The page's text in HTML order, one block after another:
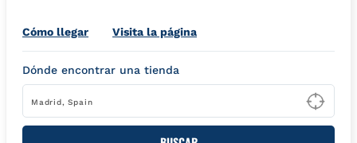
Cómo llegarLink Opens in New Tab
Visita la página
Dónde encontrar una tienda